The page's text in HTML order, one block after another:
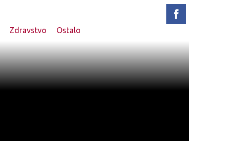
Zdravstvo Ostalo